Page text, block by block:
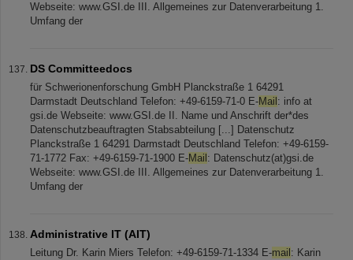
Webseite: www.GSI.de III. Allgemeines zur Datenverarbeitung 1.
Umfang der
DS Committeedocs
für Schwerionenforschung GmbH Planckstraße 1 64291
Darmstadt Deutschland Telefon: +49-6159-71-0 E-Mail : info at
gsi.de Webseite: www.GSI.de II. Name und Anschrift der*des
Datenschutzbeauftragten Stabsabteilung [...] Datenschutz
Planckstraße 1 64291 Darmstadt Deutschland Telefon: +49-6159-
71-1772 Fax: +49-6159-71-1900 E-Mail : Datenschutz(at)gsi.de
Webseite: www.GSI.de III. Allgemeines zur Datenverarbeitung 1.
Umfang der
Administrative IT (AIT)
Leitung Dr. Karin Miers Telefon: +49-6159-71-1334 E-mail : Karin